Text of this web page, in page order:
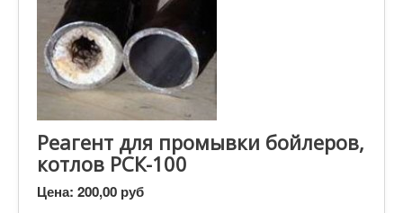
Реагент для промывки бойлеров,
котлов РСК-100
Цена: 200,00 руб